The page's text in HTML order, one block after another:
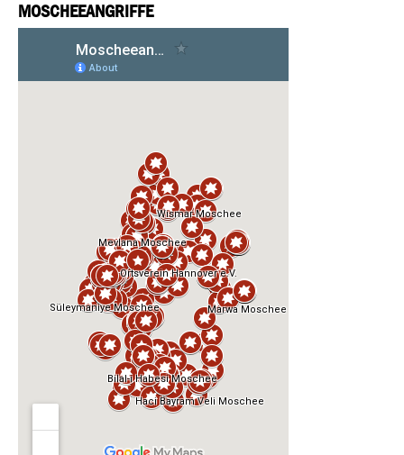
MOSCHEEANGRIFFE